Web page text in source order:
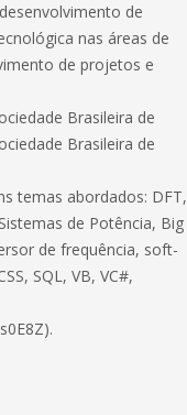
de
nas áreas de
de projetos e
Brasileira de
Brasileira de
temas abordados: DFT,
de Potência, Big
de frequência, soft-
SQL, VB, VC#,